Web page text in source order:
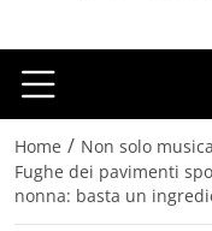
Home / Non solo musica
Fughe dei pavimenti
nonna: basta un